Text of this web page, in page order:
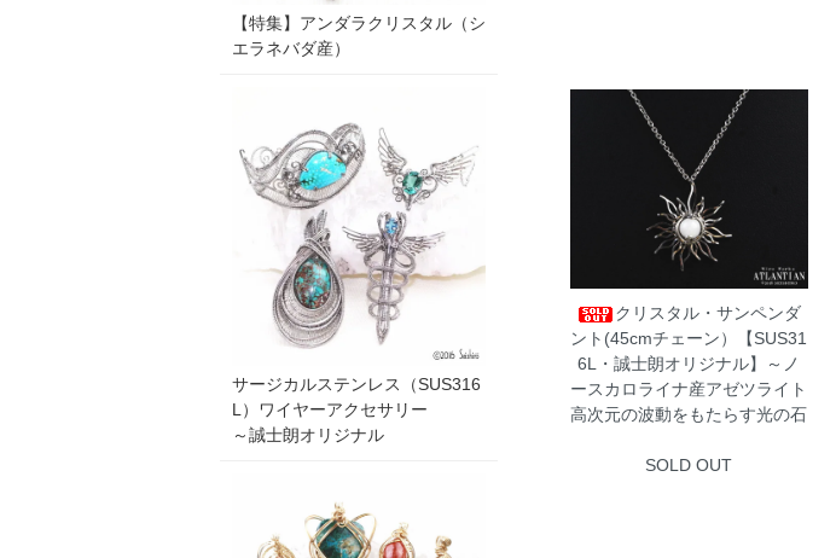
クリスタル・サンペンダ
ント(45cmチェーン）【SUS31
6L・誠士朗オリジナル】～ノ
ースカロライナ産アゼツライト
高次元の波動をもたらす光の石
SOLD OUT
【特集】アンダラクリスタル（シ
エラネバダ産）
サージカルステンレス（SUS316
L）ワイヤーアクセサリー
～誠士朗オリジナル